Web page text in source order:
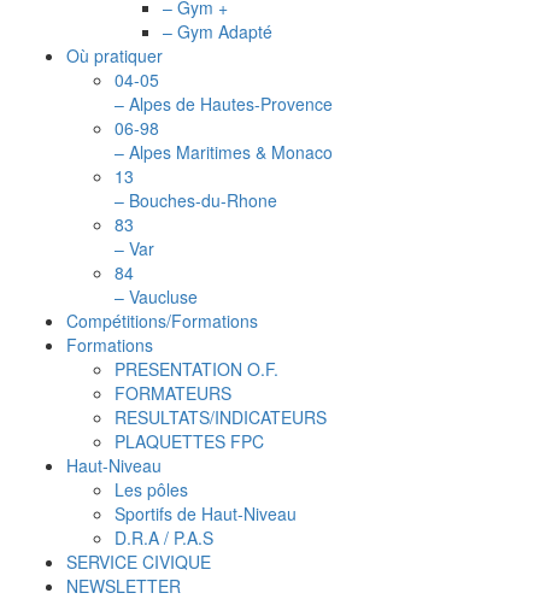
– Gym +
– Gym Adapté
Où pratiquer
04-05
– Alpes de Hautes-Provence
06-98
– Alpes Maritimes & Monaco
13
– Bouches-du-Rhone
83
– Var
84
– Vaucluse
Compétitions/Formations
Formations
PRESENTATION O.F.
FORMATEURS
RESULTATS/INDICATEURS
PLAQUETTES FPC
Haut-Niveau
Les pôles
Sportifs de Haut-Niveau
D.R.A / P.A.S
SERVICE CIVIQUE
NEWSLETTER